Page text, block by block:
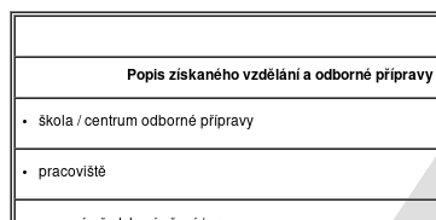
Popis získaného vzdělání a odborné přípravy
škola / centrum odborné přípravy
pracoviště